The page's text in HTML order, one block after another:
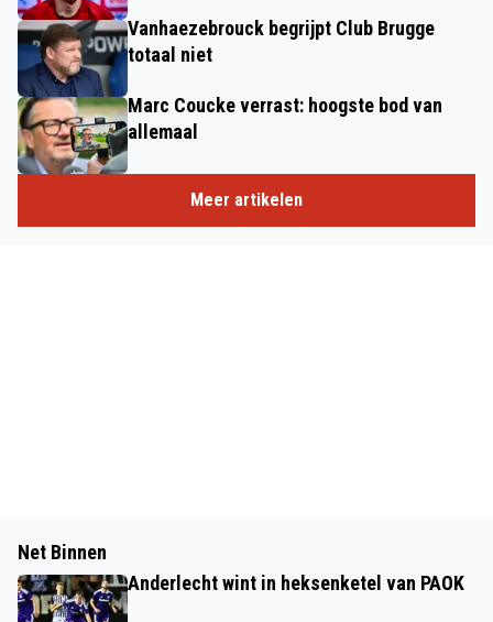
Vanhaezebrouck begrijpt Club Brugge
totaal niet
Marc Coucke verrast: hoogste bod van
allemaal
Meer artikelen
Net Binnen
Anderlecht wint in heksenketel van PAOK